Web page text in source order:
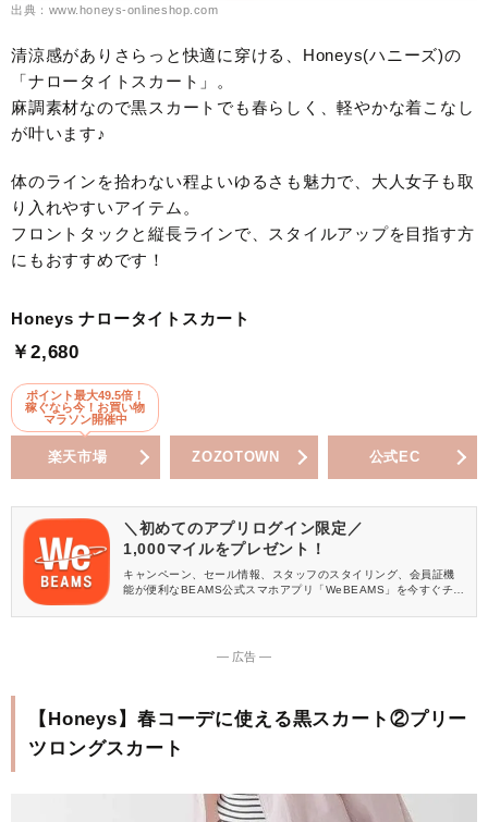
出典：www.honeys-onlineshop.com
清涼感がありさらっと快適に穿ける、Honeys(ハニーズ)の
「ナロータイトスカート」。
麻調素材なので黒スカートでも春らしく、軽やかな着こなし
が叶います♪
体のラインを拾わない程よいゆるさも魅力で、大人女子も取
り入れやすいアイテム。
フロントタックと縦長ラインで、スタイルアップを目指す方
にもおすすめです！
Honeys ナロータイトスカート
￥2,680
ポイント最大49.5倍！
稼ぐなら今！お買い物
マラソン開催中
楽天市場 ZOZOTOWN 公式EC
＼初めてのアプリログイン限定／
1,000マイルをプレゼント！
キャンペーン、セール情報、スタッフのスタイリング、会員証機
能が便利なBEAMS公式スマホアプリ「WeBEAMS」を今すぐチェ
― 広告 ―
【Honeys】春コーデに使える黒スカート②プリー
ツロングスカート